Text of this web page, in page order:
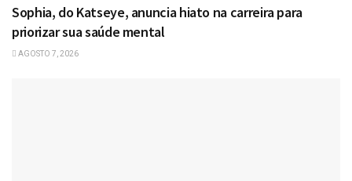
Sophia, do Katseye, anuncia hiato na carreira para
priorizar sua saúde mental
AGOSTO 7, 2026